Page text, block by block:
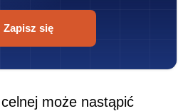
Zapisz się
może nastąpić